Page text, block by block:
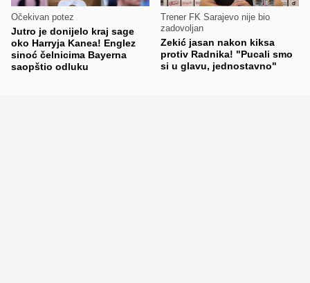
Očekivan potez
Jutro je donijelo kraj sage
oko Harryja Kanea! Englez
sinoć čelnicima Bayerna
saopštio odluku
Trener FK Sarajevo nije bio
zadovoljan
Zekić jasan nakon kiksa
protiv Radnika! "Pucali smo
si u glavu, jednostavno"